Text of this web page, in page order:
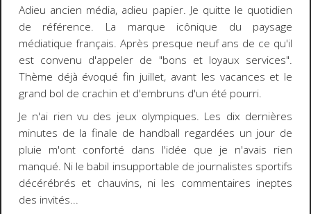
Adieu ancien média, adieu papier. Je quitte le quotidien
de référence. La marque icônique du paysage
médiatique français. Après presque neuf ans de ce qu'il
est convenu d'appeler de "bons et loyaux services".
Thème déjà évoqué fin juillet, avant les vacances et le
grand bol de crachin et d'embruns d'un été pourri.
Je n'ai rien vu des jeux olympiques. Les dix dernières
minutes de la finale de handball regardées un jour de
pluie m'ont conforté dans l'idée que je n'avais rien
manqué. Ni le babil insupportable de journalistes sportifs
décérébrés et chauvins, ni les commentaires ineptes
des invités...